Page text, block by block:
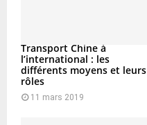
Transport Chine à
l’international : les
différents moyens et leurs
rôles
11 mars 2019